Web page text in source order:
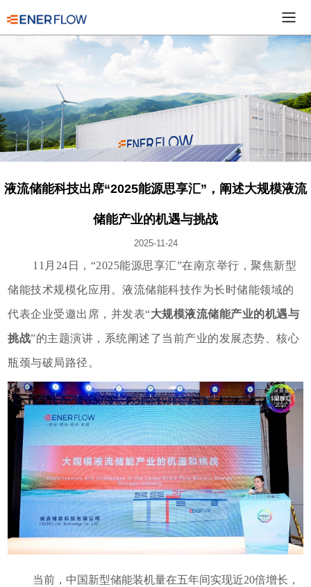
液流储能科技出席“2025能源思享汇”，阐述大规模液流
储能产业的机遇与挑战
2025-11-24
11月24日，“2025能源思享汇”在南京举行，聚焦新型
储能技术规模化应用。液流储能科技作为长时储能领域的
代表企业受邀出席，并发表“大规模液流储能产业的机遇与
挑战”的主题演讲，系统阐述了当前产业的发展态势、核心
瓶颈与破局路径。
当前，中国新型储能装机量在五年间实现近20倍增长，